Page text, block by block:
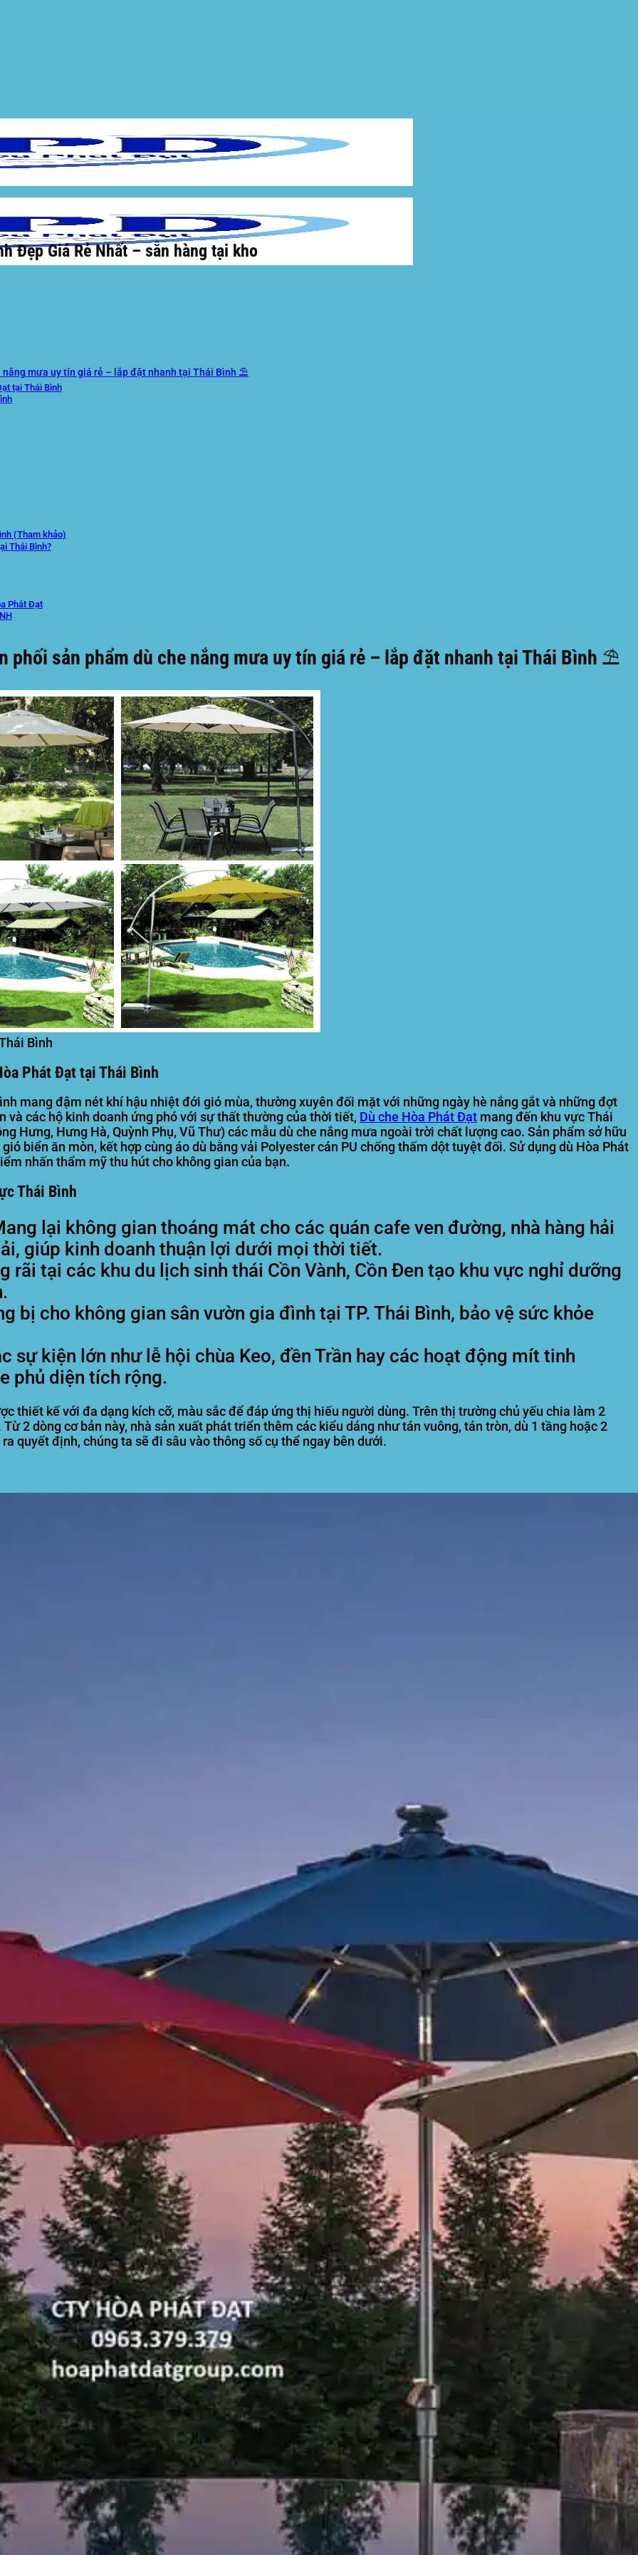
Đẹp Giá Rẻ Nhất – sẵn hàng tại kho
nắng mưa uy tín giá rẻ – lắp đặt nhanh tại Thái Bình ⛱️
tại Thái Bình
(Tham khảo)
Thái Bình?
Phát Đạt
phối sản phẩm dù che nắng mưa uy tín giá rẻ – lắp đặt nhanh tại Thái Bình ⛱️
Bình
Phát Đạt tại Thái Bình
mang đậm nét khí hậu nhiệt đới gió mùa, thường xuyên đối mặt với những ngày hè nắng gắt và những đợt
các hộ kinh doanh ứng phó với sự thất thường của thời tiết, Dù che Hòa Phát Đạt mang đến khu vực Thái
Hưng, Hưng Hà, Quỳnh Phụ, Vũ Thư) các mẫu dù che nắng mưa ngoài trời chất lượng cao. Sản phẩm sở hữu
biển ăn mòn, kết hợp cùng áo dù bằng vải Polyester cán PU chống thấm dột tuyệt đối. Sử dụng dù Hòa Phát
nhấn thẩm mỹ thu hút cho không gian của bạn.
Thái Bình
lại không gian thoáng mát cho các quán cafe ven đường, nhà hàng hải
giúp kinh doanh thuận lợi dưới mọi thời tiết.
rãi tại các khu du lịch sinh thái Cồn Vành, Cồn Đen tạo khu vực nghỉ dưỡng
bị cho không gian sân vườn gia đình tại TP. Thái Bình, bảo vệ sức khỏe
sự kiện lớn như lễ hội chùa Keo, đền Trần hay các hoạt động mít tinh
phủ diện tích rộng.
thiết kế với đa dạng kích cỡ, màu sắc để đáp ứng thị hiếu người dùng. Trên thị trường chủ yếu chia làm 2
2 dòng cơ bản này, nhà sản xuất phát triển thêm các kiểu dáng như tán vuông, tán tròn, dù 1 tầng hoặc 2
quyết định, chúng ta sẽ đi sâu vào thông số cụ thể ngay bên dưới.